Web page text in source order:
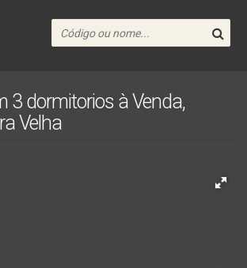
3 dormitorios à Venda,
Velha